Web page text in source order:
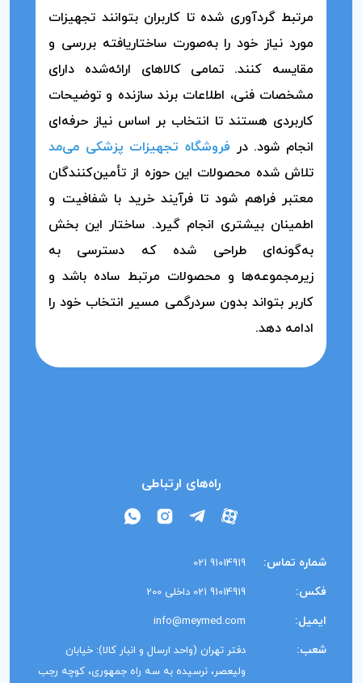
مرتبط گردآوری شده تا کاربران بتوانند تجهیزات
مورد نیاز خود را به‌صورت ساختاریافته بررسی و
مقایسه کنند. تمامی کالاهای ارائه‌شده دارای
مشخصات فنی، اطلاعات برند سازنده و توضیحات
کاربردی هستند تا انتخاب بر اساس نیاز حرفه‌ای
انجام شود. در فروشگاه تجهیزات پزشکی می‌مد
تلاش شده محصولات این حوزه از تأمین‌کنندگان
معتبر فراهم شود تا فرآیند خرید با شفافیت و
اطمینان بیشتری انجام گیرد. ساختار این بخش
به‌گونه‌ای طراحی شده که دسترسی به
زیرمجموعه‌ها و محصولات مرتبط ساده باشد و
کاربر بتواند بدون سردرگمی مسیر انتخاب خود را
ادامه دهد.
راه‌های ارتباطی
شماره تماس: 91014919 021
فکس: 91014919 021 داخلی 200
ایمیل: info@meymed.com
شعب:
دفتر تهران (واحد ارسال و انبار کالا): خیابان
ولیعصر، نرسیده به سه راه جمهوری، کوچه رجب